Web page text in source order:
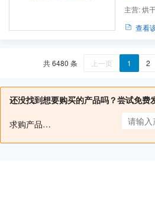
主营:烘
查看
共 6480 条 上一页 1 2
还没找到想要购买的产品吗？尝试免
求购产品名：